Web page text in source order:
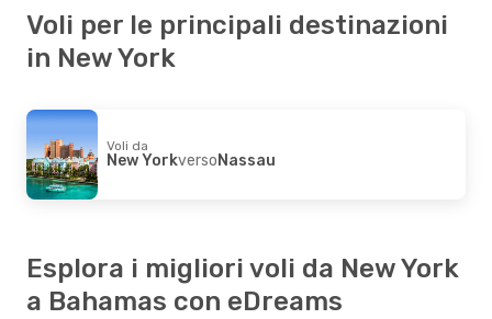
Voli per le principali destinazioni
in New York
Voli da
New YorkversoNassau
Esplora i migliori voli da New York
a Bahamas con eDreams